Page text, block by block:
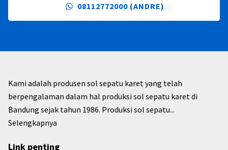
08112772000 (ANDRE)
Kami adalah produsen sol sepatu karet yang telah
berpengalaman dalam hal produksi sol sepatu karet di
Bandung sejak tahun 1986. Produksi sol sepatu...
Selengkapnya
Link penting